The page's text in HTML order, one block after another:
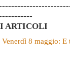
ARTICOLI
Venerdì 8 maggio: E